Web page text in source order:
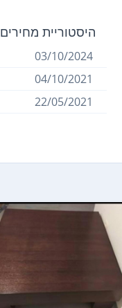
היסטוריית מחירים
03/10/2024
04/10/2021
22/05/2021